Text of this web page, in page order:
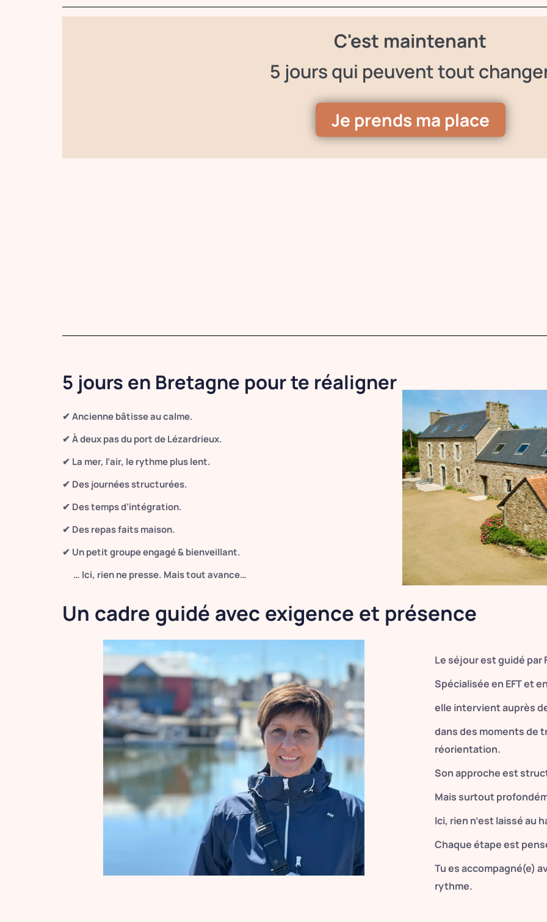
C'est maintenant
5 jours qui peuvent tout
Je prends ma place
5 jours en Bretagne pour te réaligner
✔ Ancienne bâtisse au calme.
✔ À deux pas du port de Lézardrieux.
✔ La mer, l’air, le rythme plus lent.
✔ Des journées structurées.
✔ Des temps d’intégration.
✔ Des repas faits maison.
✔ Un petit groupe engagé & bienveillant.
… Ici, rien ne presse. Mais tout avance…
Un cadre guidé avec exigence et présence
Le séjour est guidé par
Spécialisée en EFT et
elle intervient auprès
dans des moments de
réorientation.
Son approche est
Mais surtout
Ici, rien n’est laissé au
Chaque étape est
Tu es accompagné(e)
rythme.